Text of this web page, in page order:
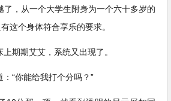
，从一个大学生附身为一个六十多岁的
这个身体符合享乐的要求。
期期艾艾，系统又出现了。
“你能给我打个分吗？”